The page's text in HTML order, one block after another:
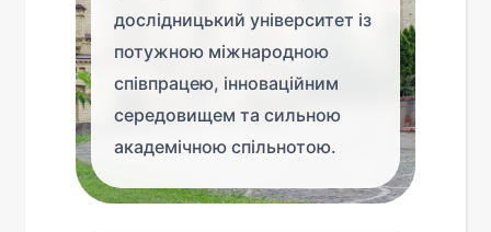
дослідницький університет із
потужною міжнародною
співпрацею, інноваційним
середовищем та сильною
академічною спільнотою.